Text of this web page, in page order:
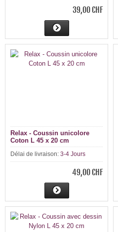
39,00 CHF
Relax - Coussin unicolore
Coton L 45 x 20 cm
Délai de livraison: 3-4 Jours
49,00 CHF